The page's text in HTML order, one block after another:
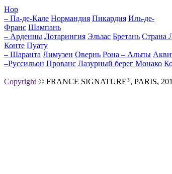
Нор
– Па-де-Кале Нормандия Пикардия Иль-де-
Франс Шампань
– Арденны Лотарингия Эльзас Бретань Страна
Конте Пуату
– Шаранта Лимузен Овернь Рона – Альпы
–Руссильон Прованс Лазурный берег Монако
Copyright © FRANCE SIGNATURE®, PARIS,